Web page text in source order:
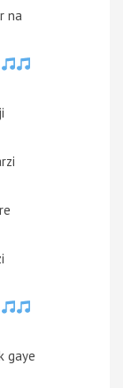
na
gaye